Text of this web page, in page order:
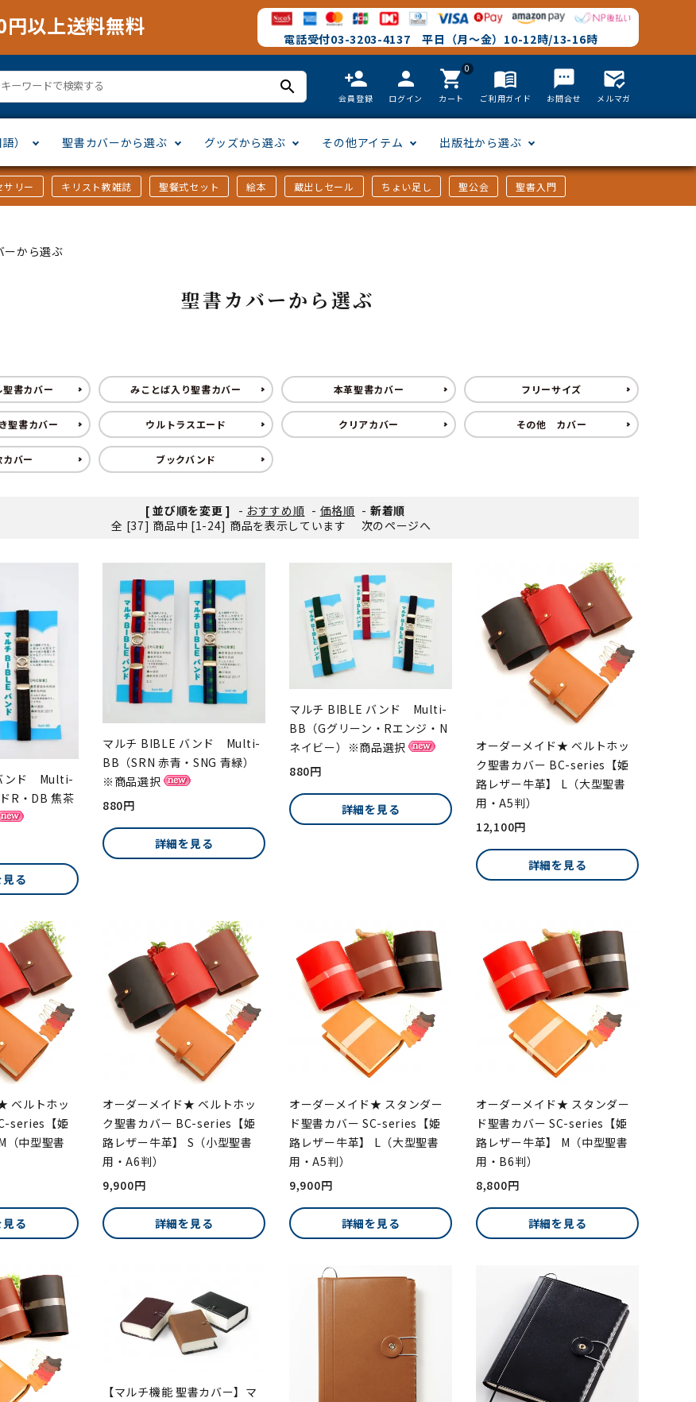
以上送料無料 電話受付03-3203-4137 平日（月～金）10-12時/13-16時
search person_add
会員登録
person
ログイン
0
shopping_cart
カート
menu_book
ご利用ガイド
textsms
お問合せ
mark_email_read
メルマガ
） 聖書カバーから選ぶ グッズから選ぶ
トCD-ROM 用品/goods
その他アイテム 出版社から選ぶ
サリー キリスト教雑誌 聖餐式セット 絵本 蔵出しセール ちょい足し 聖公会 聖書入門
ーから選ぶ
聖書カバーから選ぶ
書カバー みことば入り聖書カバー 本革聖書カバー フリーサイズ
聖書カバー ウルトラスエード クリアカバー その他 カバー
バー ブックバンド
[ 並び順を変更 ] - おすすめ順 - 価格順 - 新着順
全 [37] 商品中 [1-24] 商品を表示しています
次のページへ
ンド Multi-
R・DB 焦茶
る
マルチ BIBLE バンド Multi-
BB（SRN 赤青・SNG 青緑）
※商品選択
880円
詳細を見る
マルチ BIBLE バンド Multi-
BB（Gグリーン・Rエンジ・N
ネイビー）※商品選択
880円
詳細を見る
オーダーメイド★ ベルトホッ
ク聖書カバー BC-series【姫
路レザー牛革】 L（大型聖書
用・A5判）
12,100円
詳細を見る
ベルトホッ
series【姫
（中型聖書
る
オーダーメイド★ ベルトホッ
ク聖書カバー BC-series【姫
路レザー牛革】 S（小型聖書
用・A6判）
9,900円
詳細を見る
オーダーメイド★ スタンダー
ド聖書カバー SC-series【姫
路レザー牛革】 L（大型聖書
用・A5判）
9,900円
詳細を見る
オーダーメイド★ スタンダー
ド聖書カバー SC-series【姫
路レザー牛革】 M（中型聖書
用・B6判）
8,800円
詳細を見る
【マルチ機能 聖書カバー】マ